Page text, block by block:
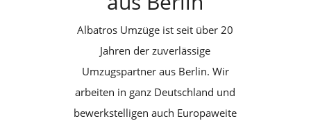
Albatros Umzüge ist seit über 20
Jahren der zuverlässige
Umzugspartner aus Berlin. Wir
arbeiten in ganz Deutschland und
bewerkstelligen auch Europaweite